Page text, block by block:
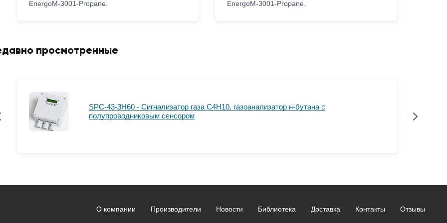
EnergoM-3001-Propane. EnergoM-3001-Propane.
просмотренные
SPC-43-3H60 - Сигнализатор газа C4H10, газоанализатор н-бутана с
полупроводниковым сенсором
О компании Производители Новости Библиотека Доставка Контакты Отзывы